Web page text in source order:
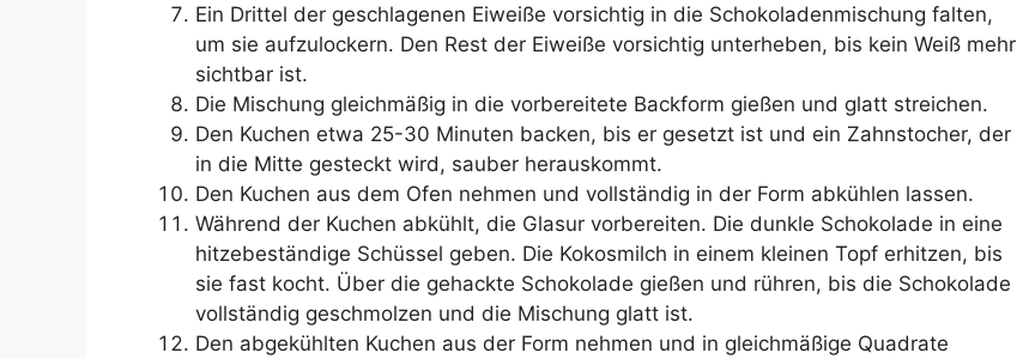
Ein Drittel der geschlagenen Eiweiße vorsichtig in die Schokoladenmischung falten,
um sie aufzulockern. Den Rest der Eiweiße vorsichtig unterheben, bis kein Weiß mehr
sichtbar ist.
Die Mischung gleichmäßig in die vorbereitete Backform gießen und glatt streichen.
Den Kuchen etwa 25-30 Minuten backen, bis er gesetzt ist und ein Zahnstocher, der
in die Mitte gesteckt wird, sauber herauskommt.
Den Kuchen aus dem Ofen nehmen und vollständig in der Form abkühlen lassen.
Während der Kuchen abkühlt, die Glasur vorbereiten. Die dunkle Schokolade in eine
hitzebeständige Schüssel geben. Die Kokosmilch in einem kleinen Topf erhitzen, bis
sie fast kocht. Über die gehackte Schokolade gießen und rühren, bis die Schokolade
vollständig geschmolzen und die Mischung glatt ist.
Den abgekühlten Kuchen aus der Form nehmen und in gleichmäßige Quadrate